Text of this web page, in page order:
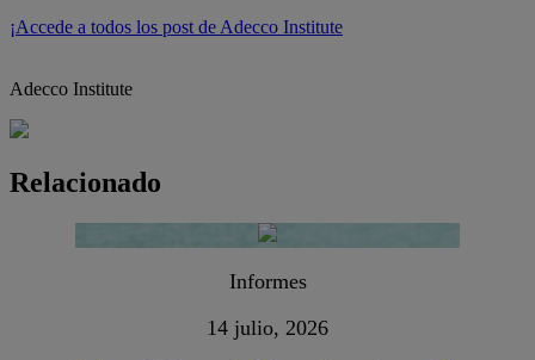
¡Accede a todos los post de Adecco Institute
Adecco Institute
Relacionado
Informes
14 julio, 2026